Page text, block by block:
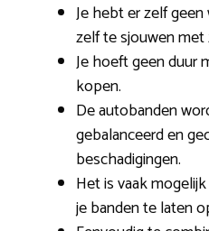
Je hebt er zelf
zelf te sjouwen met
Je hoeft geen duur
kopen.
De autobanden
gebalanceerd en
beschadigingen.
Het is vaak
je banden te laten